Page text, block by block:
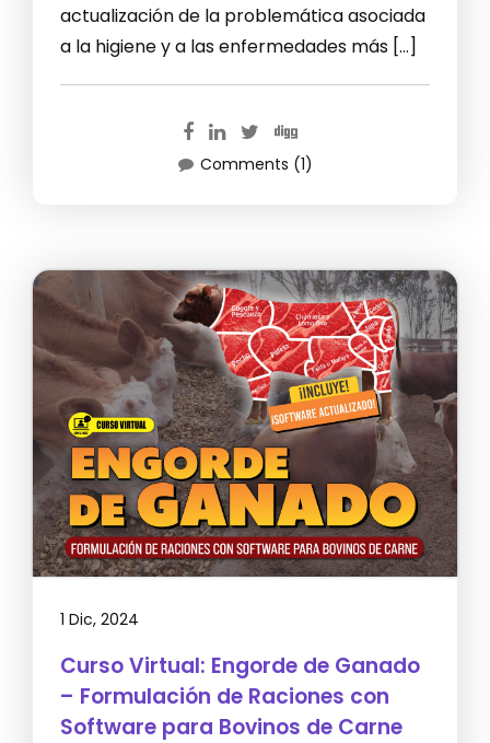
actualización de la problemática asociada
a la higiene y a las enfermedades más […]
Comments (1)
1 Dic, 2024
Curso Virtual: Engorde de Ganado
– Formulación de Raciones con
Software para Bovinos de Carne